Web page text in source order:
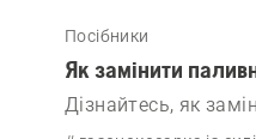
Посібники
Як замінити
Дізнайтесь, як